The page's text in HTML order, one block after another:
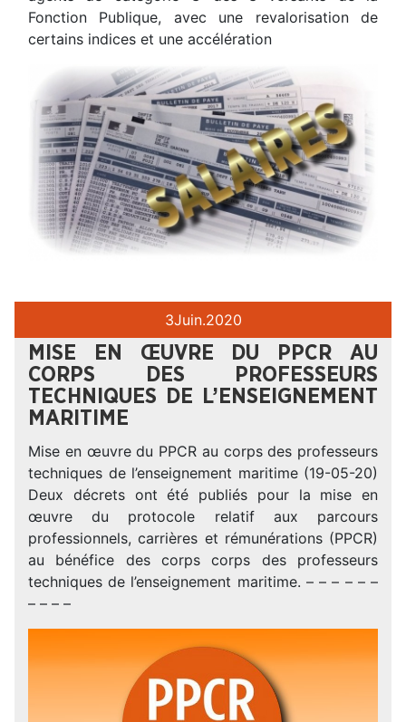
Fonction Publique, avec une revalorisation de
certains indices et une accélération
3Juin.2020
MISE EN ŒUVRE DU PPCR AU
CORPS DES PROFESSEURS
TECHNIQUES DE L’ENSEIGNEMENT
MARITIME
Mise en œuvre du PPCR au corps des professeurs
techniques de l’enseignement maritime (19-05-20)
Deux décrets ont été publiés pour la mise en
œuvre du protocole relatif aux parcours
professionnels, carrières et rémunérations (PPCR)
au bénéfice des corps corps des professeurs
techniques de l’enseignement maritime. – – – – – –
– – – –